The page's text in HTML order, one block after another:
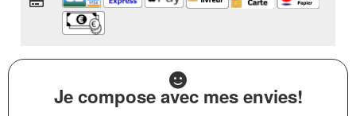
Je compose avec mes envies!